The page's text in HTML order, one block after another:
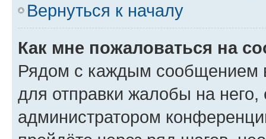
Вернуться к началу
Как мне пожаловаться на
Рядом с каждым сообщением
для отправки жалобы на
администратором